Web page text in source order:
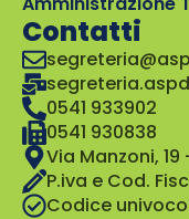
Contatti
0541 933902
0541 930838
Via Manzoni,
P.iva e Cod.
Codice